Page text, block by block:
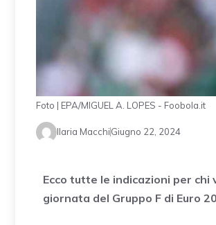
Foto | EPA/MIGUEL A. LOPES - Foobola.it
Ilaria MacchiGiugno 22, 2024
Ecco tutte le indicazioni per
giornata del Gruppo F di Euro